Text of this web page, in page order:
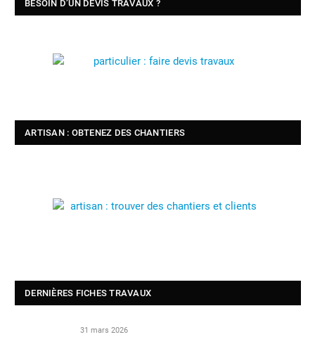
BESOIN D’UN DEVIS TRAVAUX ?
ARTISAN : OBTENEZ DES CHANTIERS
DERNIÈRES FICHES TRAVAUX
31 mars 2026